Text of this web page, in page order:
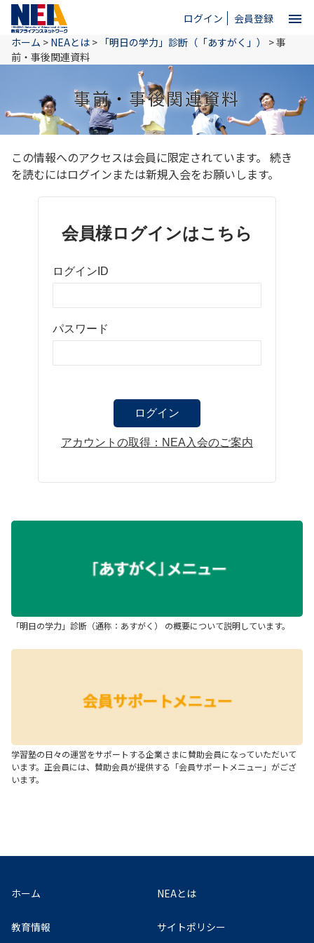
ログイン 会員登録 menu
ホーム
NEAとは
教育情報
ホーム > NEAとは > 「明日の学力」診断（「あすがく」） >事
前・事後関連資料
事前・事後関連資料
この情報へのアクセスは会員に限定されています。 続き
を読むにはログインまたは新規入会をお願いします。
会員様ログインはこちら
ログインID
パスワード
アカウントの取得：NEA入会のご案内
「明日の学力」診断（通称：あすがく） の概要について説明しています。
学習塾の日々の運営をサポートする企業さまに賛助会員になっていただいて
います。正会員には、賛助会員が提供する「会員サポートメニュー」がござ
います。
ホーム NEAとは
教育情報 サイトポリシー